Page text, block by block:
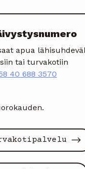
apua
tai turvakotiin
40 688 3570